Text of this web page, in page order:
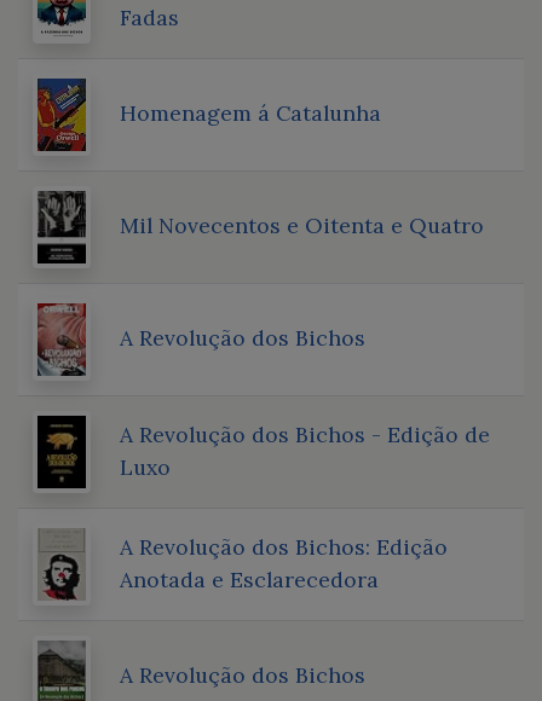
Fadas
Homenagem á Catalunha
Mil Novecentos e Oitenta e Quatro
A Revolução dos Bichos
A Revolução dos Bichos - Edição de
Luxo
A Revolução dos Bichos: Edição
Anotada e Esclarecedora
A Revolução dos Bichos